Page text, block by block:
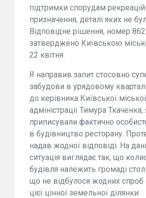
підтримки спорудам
призначення, деталі яких не
Відповідне рішення, номер
затверджено Київською
22 квітня.
Я направив запит стосовно
забудови в урядовому
до керівника Київської
адміністрації Тимура
приписували фактично
в будівництво ресторану.
надав жодної відповіді. На
ситуація виглядає так, що
будівля належить громаді
що не відбулося жодних спроб
цієї цінної земельної ділянки.